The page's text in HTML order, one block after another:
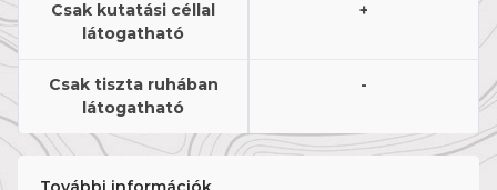
Csak kutatási céllal
látogatható
+
Csak tiszta ruhában
látogatható
-